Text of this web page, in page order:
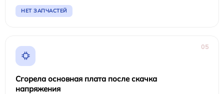
НЕТ ЗАПЧАСТЕЙ
05
Сгорела основная плата после скачка
напряжения